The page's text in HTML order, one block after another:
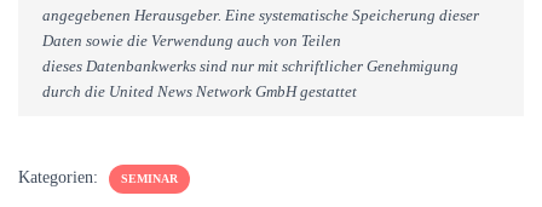
angegebenen Herausgeber. Eine systematische Speicherung dieser
Daten sowie die Verwendung auch von Teilen
dieses Datenbankwerks sind nur mit schriftlicher Genehmigung
durch die United News Network GmbH gestattet
Kategorien: SEMINAR